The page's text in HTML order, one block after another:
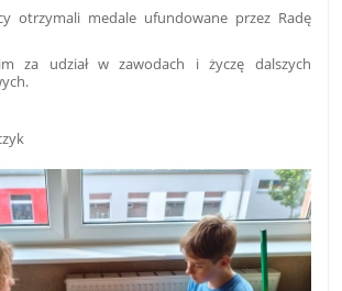
otrzymali medale ufundowane przez Radę
za udział w zawodach i życzę dalszych